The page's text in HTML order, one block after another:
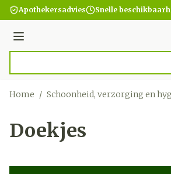
Ga naar de inhoud
Apothekersadvies Snelle
Menu
Home / Schoonheid, verzorging en
Doekjes